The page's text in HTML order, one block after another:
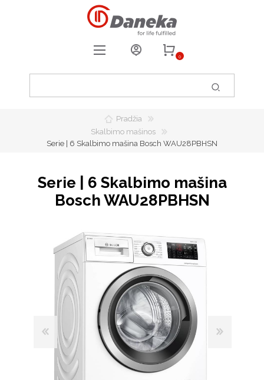
0
0
Pradžia
Skalbimo mašinos
Serie | 6 Skalbimo mašina Bosch WAU28PBHSN
Serie | 6 Skalbimo mašina
Bosch WAU28PBHSN